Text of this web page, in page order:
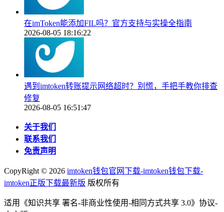
在imToken能添加FIL吗？官方支持与实操全指南
2026-08-05 18:16:22
遇到imtoken转账提示网络超时？别慌，手把手教你排查
修复
2026-08-05 16:51:47
关于我们
联系我们
免责声明
CopyRight © 2026 imtoken钱包官网下载-imtoken钱包下载-
imtoken正版下载最新版 版权所有
适用《知识共享 署名-非商业性使用-相同方式共享 3.0》协议-